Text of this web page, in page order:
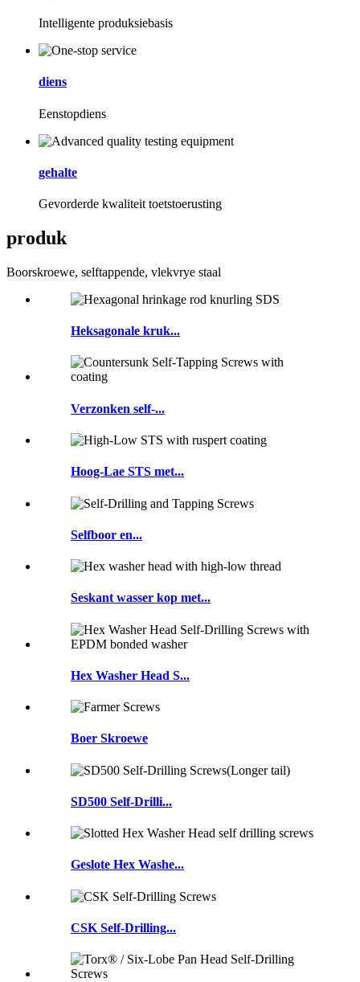
Intelligente produksiebasis
diens
Eenstopdiens
gehalte
Gevorderde kwaliteit toetstoerusting
produk
Boorskroewe, selftappende, vlekvrye staal
Heksagonale kruk...
Verzonken self-...
Hoog-Lae STS met...
Selfboor en...
Seskant wasser kop met...
Hex Washer Head S...
Boer Skroewe
SD500 Self-Drilli...
Geslote Hex Washe...
CSK Self-Drilling...